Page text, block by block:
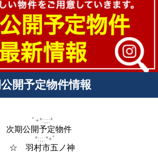
開予定物件情報
ﾟ+*:;;:*
次期公開予定物件
*:;;:*+ﾟ
☆ 羽村市五ノ神